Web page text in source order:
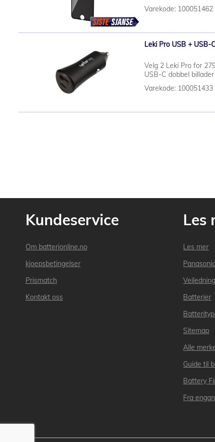
Varekode: 100051462
Leki Pro USB + USB-
Velg 2 Leki Pro for
USB-C dobbel
Varekode: 100051433
Kundeservice
Om batterionline.no
kjoepsbetingelser
Prismatch
Kontakt oss
Les
Les mer
Batterier
Sitemap
Alle
Guide til
Battery
Fra